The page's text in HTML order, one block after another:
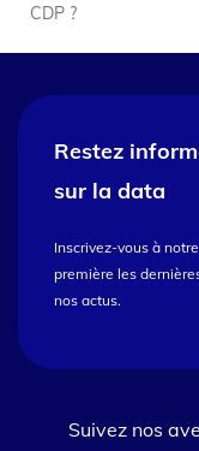
CDP ?
Restez
sur la data
Inscrivez-vous à
première les
nos actus.
Suivez nos